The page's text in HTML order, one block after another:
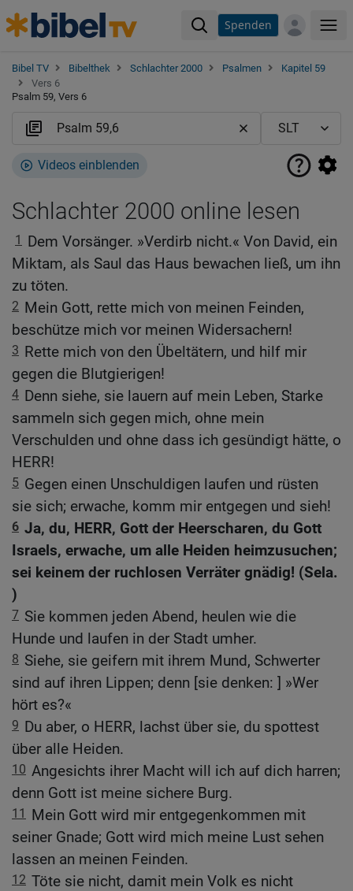
Spenden
Bibel TV Bibelthek Schlachter 2000 Psalmen
Kapitel 59
Vers 6
Psalm 59, Vers 6
Videos einblenden
Schlachter 2000 online lesen
1 Dem Vorsänger. »Verdirb nicht.« Von David, ein
Miktam, als Saul das Haus bewachen ließ, um ihn
zu töten.
2 Mein Gott, rette mich von meinen Feinden,
beschütze mich vor meinen Widersachern!
3 Rette mich von den Übeltätern, und hilf mir
gegen die Blutgierigen!
4 Denn siehe, sie lauern auf mein Leben, Starke
sammeln sich gegen mich, ohne mein
Verschulden und ohne dass ich gesündigt hätte, o
HERR!
5 Gegen einen Unschuldigen laufen und rüsten
sie sich; erwache, komm mir entgegen und sieh!
6 Ja, du, HERR, Gott der Heerscharen, du Gott
Israels, erwache, um alle Heiden heimzusuchen;
sei keinem der ruchlosen Verräter gnädig! (Sela.
)
7 Sie kommen jeden Abend, heulen wie die
Hunde und laufen in der Stadt umher.
8 Siehe, sie geifern mit ihrem Mund, Schwerter
sind auf ihren Lippen; denn [sie denken: ] »Wer
hört es?«
9 Du aber, o HERR, lachst über sie, du spottest
über alle Heiden.
10 Angesichts ihrer Macht will ich auf dich harren;
denn Gott ist meine sichere Burg.
11 Mein Gott wird mir entgegenkommen mit
seiner Gnade; Gott wird mich meine Lust sehen
lassen an meinen Feinden.
12 Töte sie nicht, damit mein Volk es nicht